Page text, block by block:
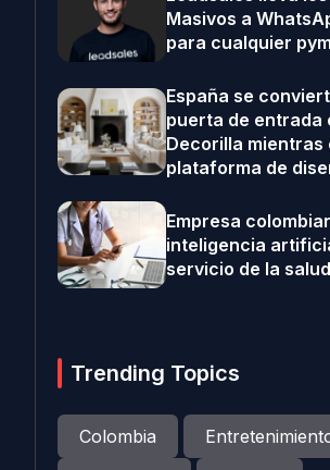
Masivos a
para cualquier
España se
puerta de entrada
Decorilla mientras
plataforma de
Empresa
inteligencia
servicio de la salud
Trending Topics
Colombia